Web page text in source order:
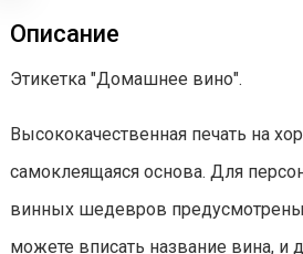
Описание
Этикетка "Домашнее вино".
Высококачественная печать на
самоклеящаяся основа. Для
винных шедевров
можете вписать название вина, и